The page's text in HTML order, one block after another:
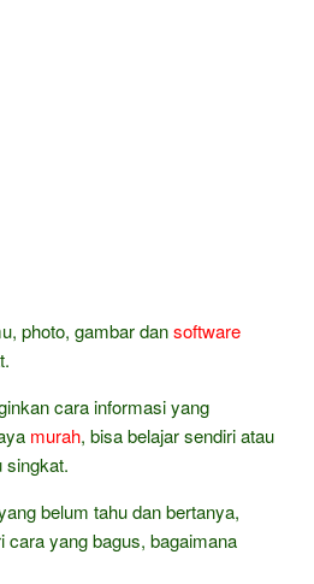
photo, gambar dansoftware
cara informasi yang
murah, bisa belajar sendiri atau
singkat.
belum tahu dan bertanya,
cara yang bagus, bagaimana